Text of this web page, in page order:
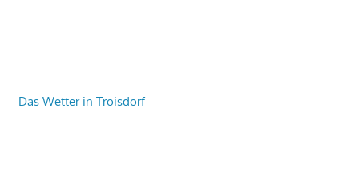
Das Wetter in Troisdorf